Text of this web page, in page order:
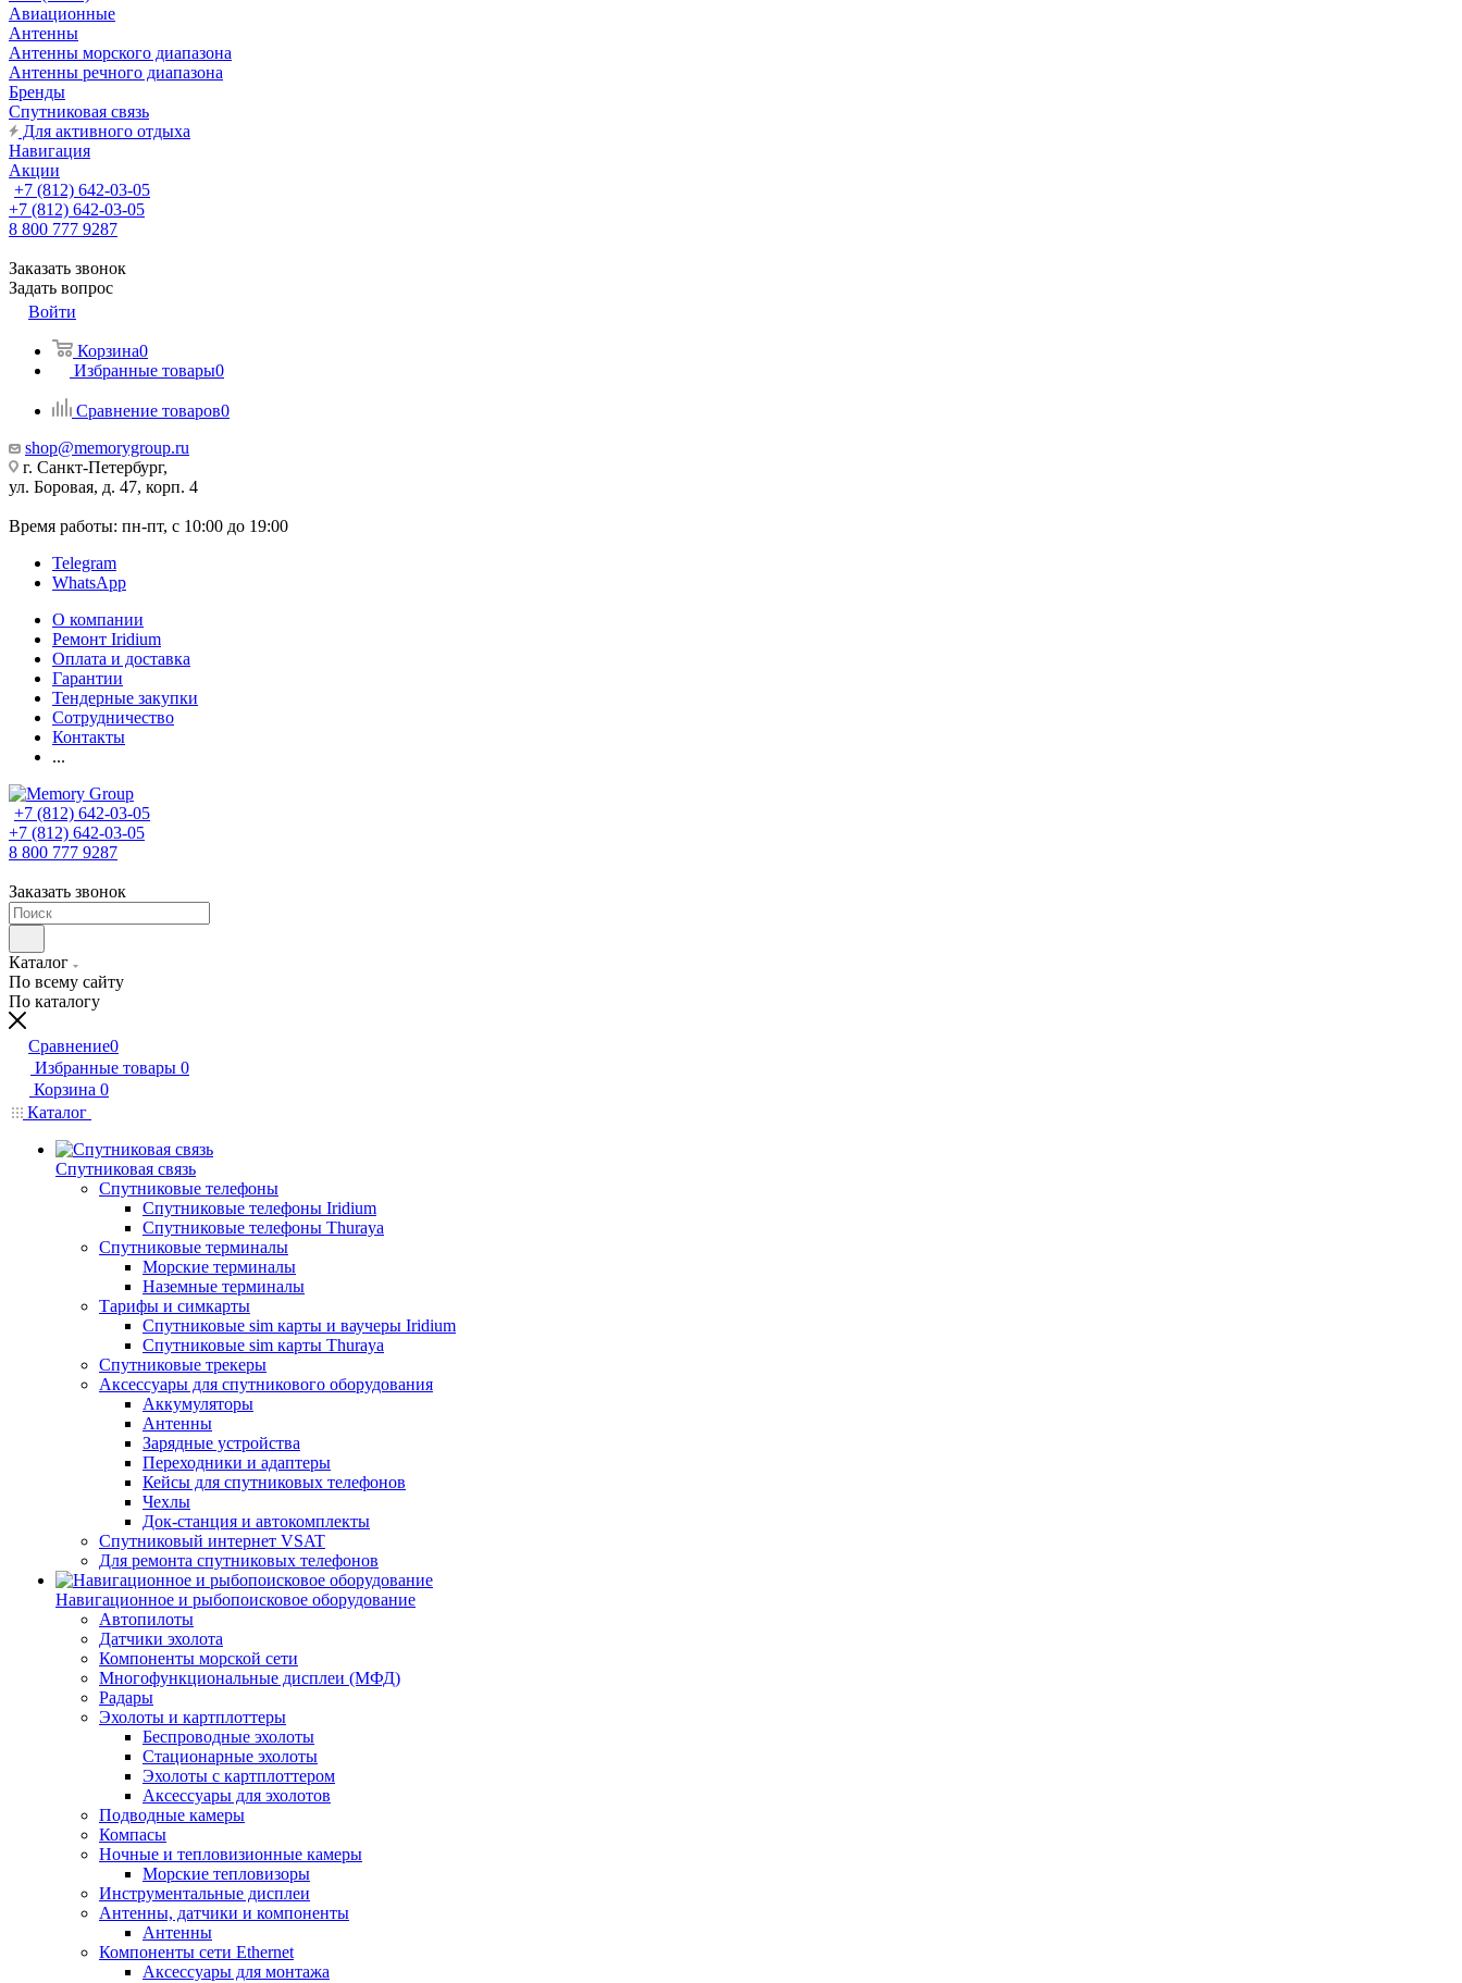
Авиационные
Антенны
Антенны морского диапазона
Антенны речного диапазона
Бренды
Спутниковая связь
Для активного отдыха
Навигация
Акции
+7 (812) 642-03-05
+7 (812) 642-03-05
8 800 777 9287
Заказать звонок
Задать вопрос
Войти
Корзина0
Избранные товары0
Сравнение товаров0
shop@memorygroup.ru
г. Санкт-Петербург,
ул. Боровая, д. 47, корп. 4
Время работы: пн-пт, с 10:00 до 19:00
Telegram
WhatsApp
О компании
Ремонт Iridium
Оплата и доставка
Гарантии
Тендерные закупки
Сотрудничество
Контакты
...
+7 (812) 642-03-05
+7 (812) 642-03-05
8 800 777 9287
Заказать звонок
Каталог
По всему сайту
По каталогу
Сравнение0
Избранные товары 0
Корзина 0
Каталог
Спутниковая связь
Спутниковые телефоны
Спутниковые телефоны Iridium
Спутниковые телефоны Thuraya
Спутниковые терминалы
Морские терминалы
Наземные терминалы
Тарифы и симкарты
Спутниковые sim карты и ваучеры Iridium
Спутниковые sim карты Thuraya
Спутниковые трекеры
Аксессуары для спутникового оборудования
Аккумуляторы
Антенны
Зарядные устройства
Переходники и адаптеры
Кейсы для спутниковых телефонов
Чехлы
Док-станция и автокомплекты
Спутниковый интернет VSAT
Для ремонта спутниковых телефонов
Навигационное и рыбопоисковое оборудование
Автопилоты
Датчики эхолота
Компоненты морской сети
Многофункциональные дисплеи (МФД)
Радары
Эхолоты и картплоттеры
Беспроводные эхолоты
Стационарные эхолоты
Эхолоты с картплоттером
Аксессуары для эхолотов
Подводные камеры
Компасы
Ночные и тепловизионные камеры
Морские тепловизоры
Инструментальные дисплеи
Антенны, датчики и компоненты
Антенны
Компоненты сети Ethernet
Аксессуары для монтажа